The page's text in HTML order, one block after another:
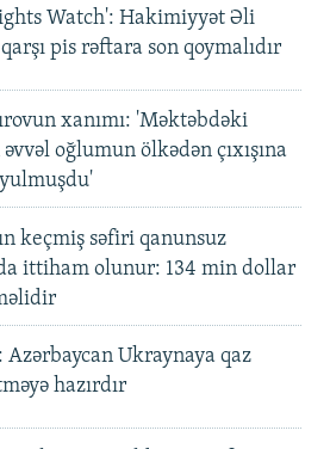
Watch': Hakimiyyət Əli
pis rəftara son qoymalıdır
xanımı: 'Məktəbdəki
oğlumun ölkədən çıxışına
keçmiş səfiri qanunsuz
ittiham olunur: 134 min dollar
Azərbaycan Ukraynaya qaz
hazırdır